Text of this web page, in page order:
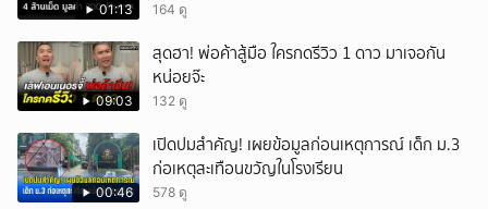
01:13 164 ดู
09:03
สุดฮา! พ่อค้าสู้มือ ใครกดรีวิว 1 ดาว มาเจอกัน
หน่อยจ๊ะ
132 ดู
00:46
เปิดปมสำคัญ! เผยข้อมูลก่อนเหตุการณ์ เด็ก ม.3
ก่อเหตุสะเทือนขวัญในโรงเรียน
578 ดู